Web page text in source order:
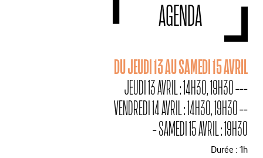
AGENDA
DU JEUDI 13 AU SAMEDI 15 AVRIL
JEUDI 13 AVRIL : 14H30, 19H30 ---
VENDREDI 14 AVRIL : 14H30, 19H30 --
- SAMEDI 15 AVRIL : 19H30
Durée : 1h